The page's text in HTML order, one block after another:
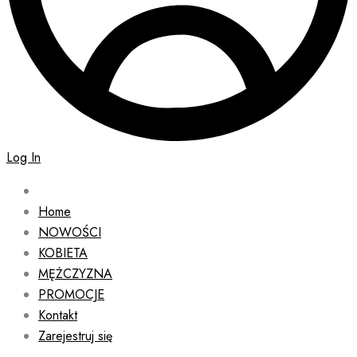
Log In
Home
NOWOŚCI
KOBIETA
MĘŻCZYZNA
PROMOCJE
Kontakt
Zarejestruj się